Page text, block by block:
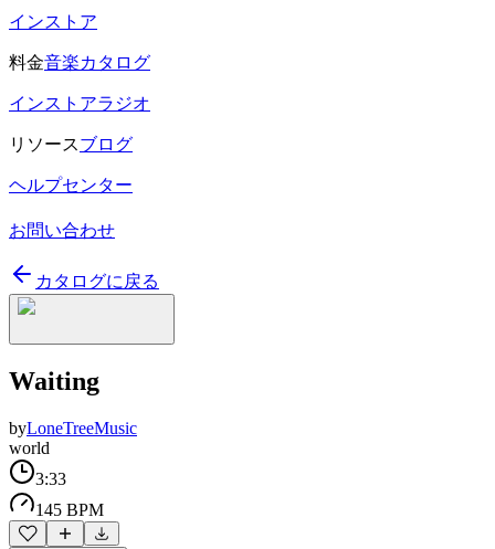
インストア
料金音楽カタログ
インストアラジオ
リソースブログ
ヘルプセンター
お問い合わせ
カタログに戻る
Waiting
byLoneTreeMusic
world
3:33
145 BPM